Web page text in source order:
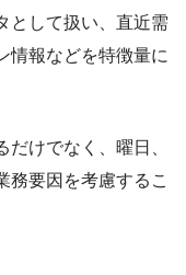
として扱い、直近需
情報などを特徴量に
けでなく、曜日、
務要因を考慮するこ